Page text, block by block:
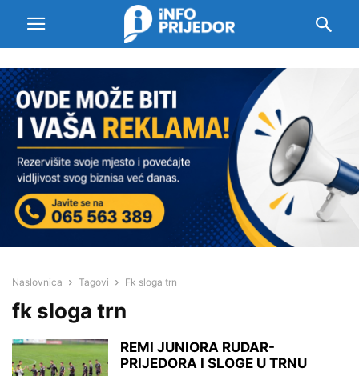
Naslovnica Tagovi Fk sloga trn
fk sloga trn
REMI JUNIORA RUDAR-
PRIJEDORA I SLOGE U TRNU